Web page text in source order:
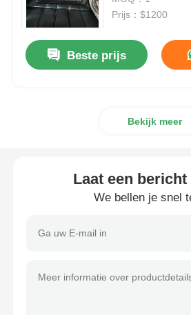
Over ons
Neem contact met ons op
Prijs：$1200
Beste prijs
Bekijk meer
Laat een
We bellen je snel